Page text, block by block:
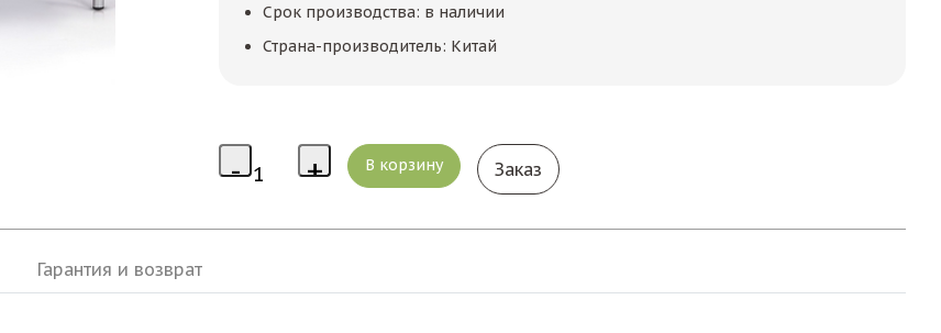
Срок производства: в наличии
Страна-производитель: Китай
Заказ
Гарантия и возврат